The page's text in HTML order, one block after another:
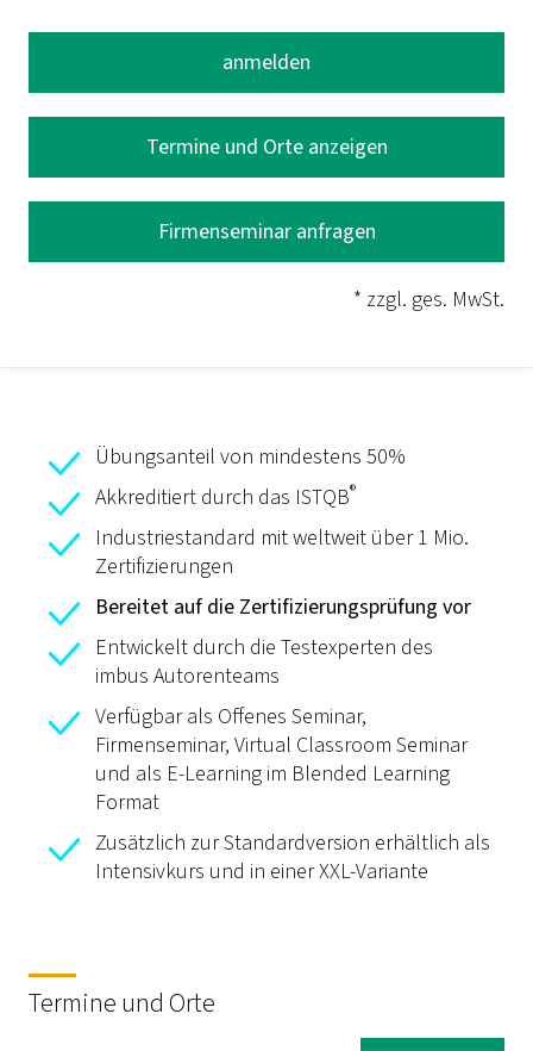
anmelden
Termine und Orte anzeigen
Firmenseminar anfragen
* zzgl. ges. MwSt.
Übungsanteil von mindestens 50%
Akkreditiert durch das ISTQB®
Industriestandard mit weltweit über 1 Mio.
Zertifizierungen
Bereitet auf die Zertifizierungsprüfung vor
Entwickelt durch die Testexperten des
imbus Autorenteams
Verfügbar als Offenes Seminar,
Firmenseminar, Virtual Classroom Seminar
und als E-Learning im Blended Learning
Format
Zusätzlich zur Standardversion erhältlich als
Intensivkurs und in einer XXL-Variante
Termine und Orte